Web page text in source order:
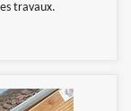
travaux.